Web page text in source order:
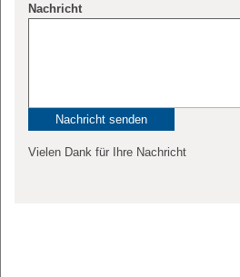
Nachricht
Vielen Dank für Ihre Nachricht